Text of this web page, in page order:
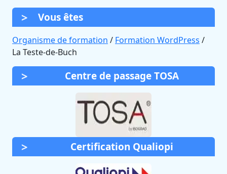
Vous êtes
Organisme de formation / Formation WordPress /
La Teste-de-Buch
Centre de passage TOSA
Certification Qualiopi